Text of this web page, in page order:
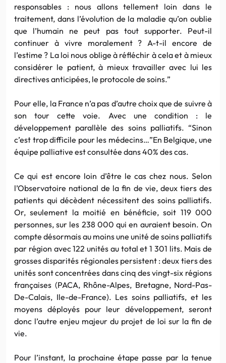
responsables : nous allons tellement loin dans le
traitement, dans l’évolution de la maladie qu’on oublie
que l’humain ne peut pas tout supporter. Peut-il
continuer à vivre moralement ? A-t-il encore de
l’estime ? La loi nous oblige à réfléchir à cela et à mieux
considérer le patient, à mieux travailler avec lui les
directives anticipées, le protocole de soins.”
Pour elle, la France n’a pas d’autre choix que de suivre à
son tour cette voie. Avec une condition : le
développement parallèle des soins palliatifs. “Sinon
c’est trop difficile pour les médecins…”En Belgique, une
équipe palliative est consultée dans 40% des cas.
Ce qui est encore loin d’être le cas chez nous. Selon
l’Observatoire national de la fin de vie, deux tiers des
patients qui décèdent nécessitent des soins palliatifs.
Or, seulement la moitié en bénéficie, soit 119 000
personnes, sur les 238 000 qui en auraient besoin. On
compte désormais au moins une unité de soins palliatifs
par région avec 122 unités au total et 1 301 lits. Mais de
grosses disparités régionales persistent : deux tiers des
unités sont concentrées dans cinq des vingt-six régions
françaises (PACA, Rhône-Alpes, Bretagne, Nord-Pas-
De-Calais, Ile-de-France). Les soins palliatifs, et les
moyens déployés pour leur développement, seront
donc l’autre enjeu majeur du projet de loi sur la fin de
vie.
Pour l’instant, la prochaine étape passe par la tenue